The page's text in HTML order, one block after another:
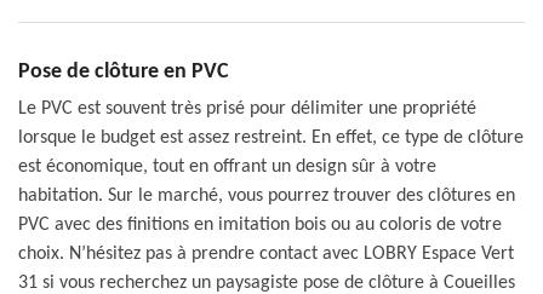
Pose de clôture en PVC
Le PVC est souvent très prisé pour délimiter une propriété
lorsque le budget est assez restreint. En effet, ce type de clôture
est économique, tout en offrant un design sûr à votre
habitation. Sur le marché, vous pourrez trouver des clôtures en
PVC avec des finitions en imitation bois ou au coloris de votre
choix. N’hésitez pas à prendre contact avec LOBRY Espace Vert
31 si vous recherchez un paysagiste pose de clôture à Coueilles